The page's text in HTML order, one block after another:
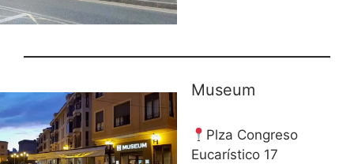
Museum
Plza Congreso
Eucarístico 17